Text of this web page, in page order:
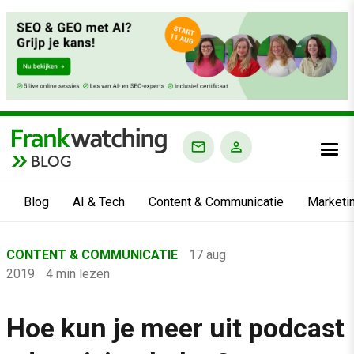
BLOG
Blog AI & Tech Content & Communicatie
›
Content & Communicatie
CONTENT & COMMUNICATIE
17 aug
2019
4 min lezen
Hoe kun je meer uit podcast